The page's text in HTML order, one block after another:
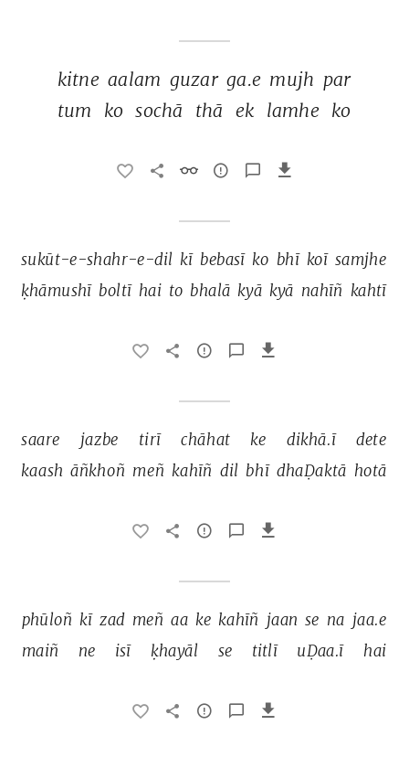
kitne aalam guzar ga.e mujh par
tum
ko sochā thā ek lamhe ko
sukūt-e-shahr-e-dil kī bebasī ko bhī koī samjhe
ḳhāmushī boltī hai to bhalā kyā kyā nahīñ kahtī
saare jazbe tirī chāhat ke dikhā.ī
dete
kaash āñkhoñ meñ kahīñ dil bhī dhaḌaktā hotā
phūloñ kī zad meñ aa ke kahīñ jaan se na jaa.e
maiñ
ne isī ḳhayāl se titlī uḌaa.ī hai